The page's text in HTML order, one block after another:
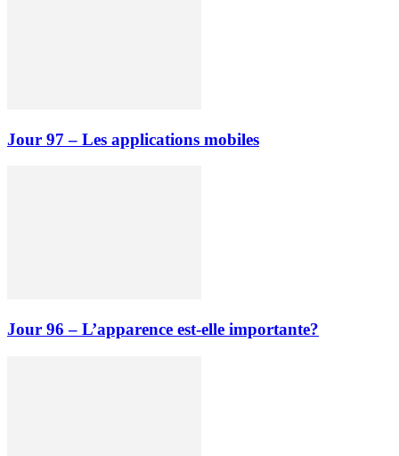
Jour 97 – Les applications mobiles
Jour 96 – L’apparence est-elle importante?